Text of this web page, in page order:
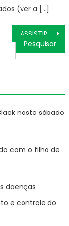
(ver a […]
neste sábado
com o filho de
doenças
e controle do